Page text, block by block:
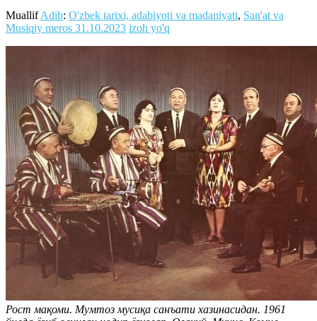
MuallifAdib: O'zbek tarixi, adabiyoti va madaniyati, San'at va
Musiqiy meros 31.10.2023 izoh yo'q
Рост мақоми. Мумтоз мусиқа санъати хазинасидан. 1961